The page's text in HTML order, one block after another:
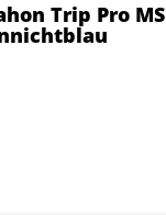
Trip Pro